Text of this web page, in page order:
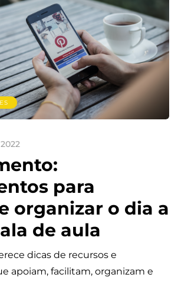
para
organizar o dia a
de aula
dicas de recursos e
apoiam, facilitam, organizam e